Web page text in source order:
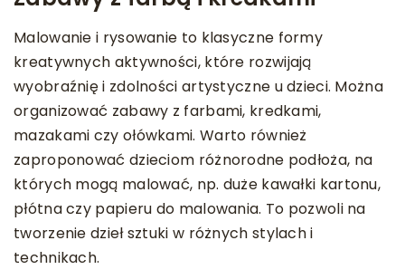
Malowanie i rysowanie to klasyczne formy
kreatywnych aktywności, które rozwijają
wyobraźnię i zdolności artystyczne u dzieci. Można
organizować zabawy z farbami, kredkami,
mazakami czy ołówkami. Warto również
zaproponować dzieciom różnorodne podłoża, na
których mogą malować, np. duże kawałki kartonu,
płótna czy papieru do malowania. To pozwoli na
tworzenie dzieł sztuki w różnych stylach i
technikach.